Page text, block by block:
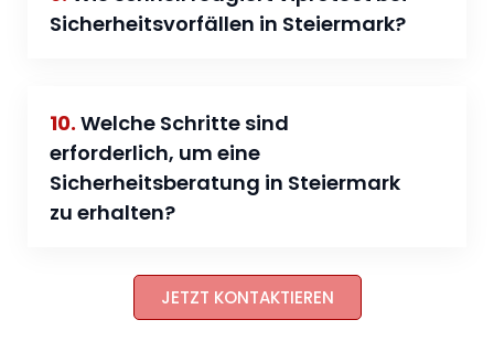
Sicherheitsvorfällen in Steiermark?
10. Welche Schritte sind
erforderlich, um eine
Sicherheitsberatung in Steiermark
zu erhalten?
JETZT KONTAKTIEREN